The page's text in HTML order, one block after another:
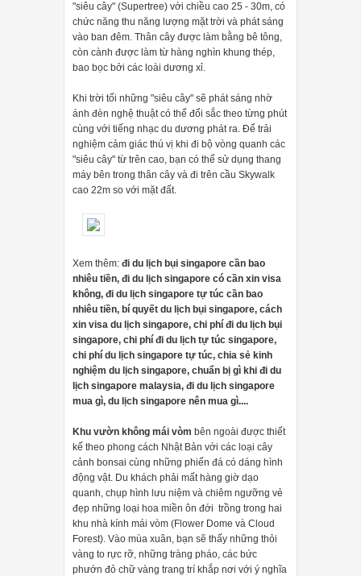
"siêu cây" (Supertree) với chiều cao 25 - 30m, có
chức năng thu năng lượng mặt trời và phát sáng
vào ban đêm. Thân cây được làm bằng bê tông,
còn cành được làm từ hàng nghìn khung thép,
bao bọc bởi các loài dương xỉ.
Khi trời tối những "siêu cây" sẽ phát sáng nhờ
ánh đèn nghệ thuật có thể đổi sắc theo từng phút
cùng với tiếng nhạc du dương phát ra. Để trải
nghiệm cảm giác thú vị khi đi bộ vòng quanh các
"siêu cây" từ trên cao, bạn có thể sử dụng thang
máy bên trong thân cây và đi trên cầu Skywalk
cao 22m so với mặt đất.
Xem thêm: đi du lịch bụi singapore cần bao
nhiêu tiền, đi du lịch singapore có cần xin visa
không, đi du lịch singapore tự túc cần bao
nhiêu tiền, bí quyết du lịch bụi singapore, cách
xin visa du lịch singapore, chi phí đi du lịch bụi
singapore, chi phí đi du lịch tự túc singapore,
chi phí du lịch singapore tự túc, chia sẻ kinh
nghiệm du lịch singapore, chuẩn bị gì khi đi du
lịch singapore malaysia, đi du lịch singapore
mua gì, du lịch singapore nên mua gì....
Khu vườn không mái vòm bên ngoài được thiết
kế theo phong cách Nhật Bản với các loại cây
cảnh bonsai cùng những phiến đá có dáng hình
động vật. Du khách phải mất hàng giờ dạo
quanh, chụp hình lưu niệm và chiêm ngưỡng vẻ
đẹp những loại hoa miền ôn đới trồng trong hai
khu nhà kính mái vòm (Flower Dome và Cloud
Forest). Vào mùa xuân, bạn sẽ thấy những thỏi
vàng to rực rỡ, những tràng pháo, các bức
phướn đỏ chữ vàng trang trí khắp nơi với ý nghĩa